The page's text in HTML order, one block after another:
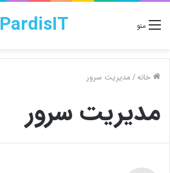
PardisIT منو
خانه/مدیریت سرور
مدیریت سرور